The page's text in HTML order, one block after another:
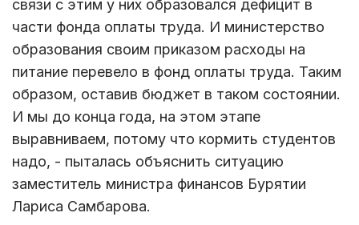
связи с этим у них образовался дефицит в
части фонда оплаты труда. И министерство
образования своим приказом расходы на
питание перевело в фонд оплаты труда. Таким
образом, оставив бюджет в таком состоянии.
И мы до конца года, на этом этапе
выравниваем, потому что кормить студентов
надо, - пыталась объяснить ситуацию
заместитель министра финансов Бурятии
Лариса Самбарова.